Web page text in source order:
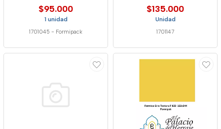
$95.000
1 unidad
1701045 - Formipack
$135.000
Unidad
1701147